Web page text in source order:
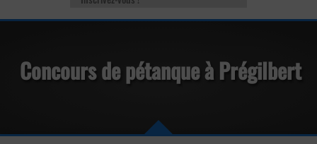
Concours de pétanque à Prégilbert